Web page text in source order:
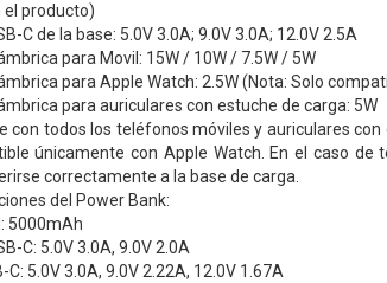
el producto)
C de la base: 5.0V 3.0A; 9.0V 3.0A; 12.0V 2.5A
para Movil: 15W / 10W / 7.5W / 5W
para Apple Watch: 2.5W (Nota: Solo
para auriculares con estuche de carga: 5W
con todos los teléfonos móviles y auriculares
únicamente con Apple Watch. En el caso
correctamente a la base de carga.
del Power Bank:
5000mAh
C: 5.0V 3.0A, 9.0V 2.0A
C: 5.0V 3.0A, 9.0V 2.22A, 12.0V 1.67A